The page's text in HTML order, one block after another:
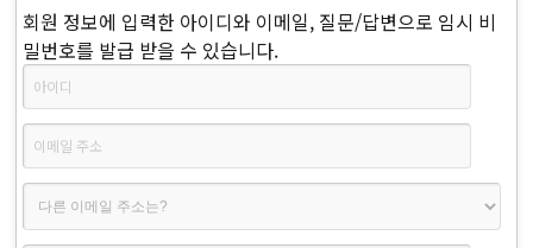
회원 정보에 입력한 아이디와 이메일, 질문/답변으로 임시 비
밀번호를 발급 받을 수 있습니다.